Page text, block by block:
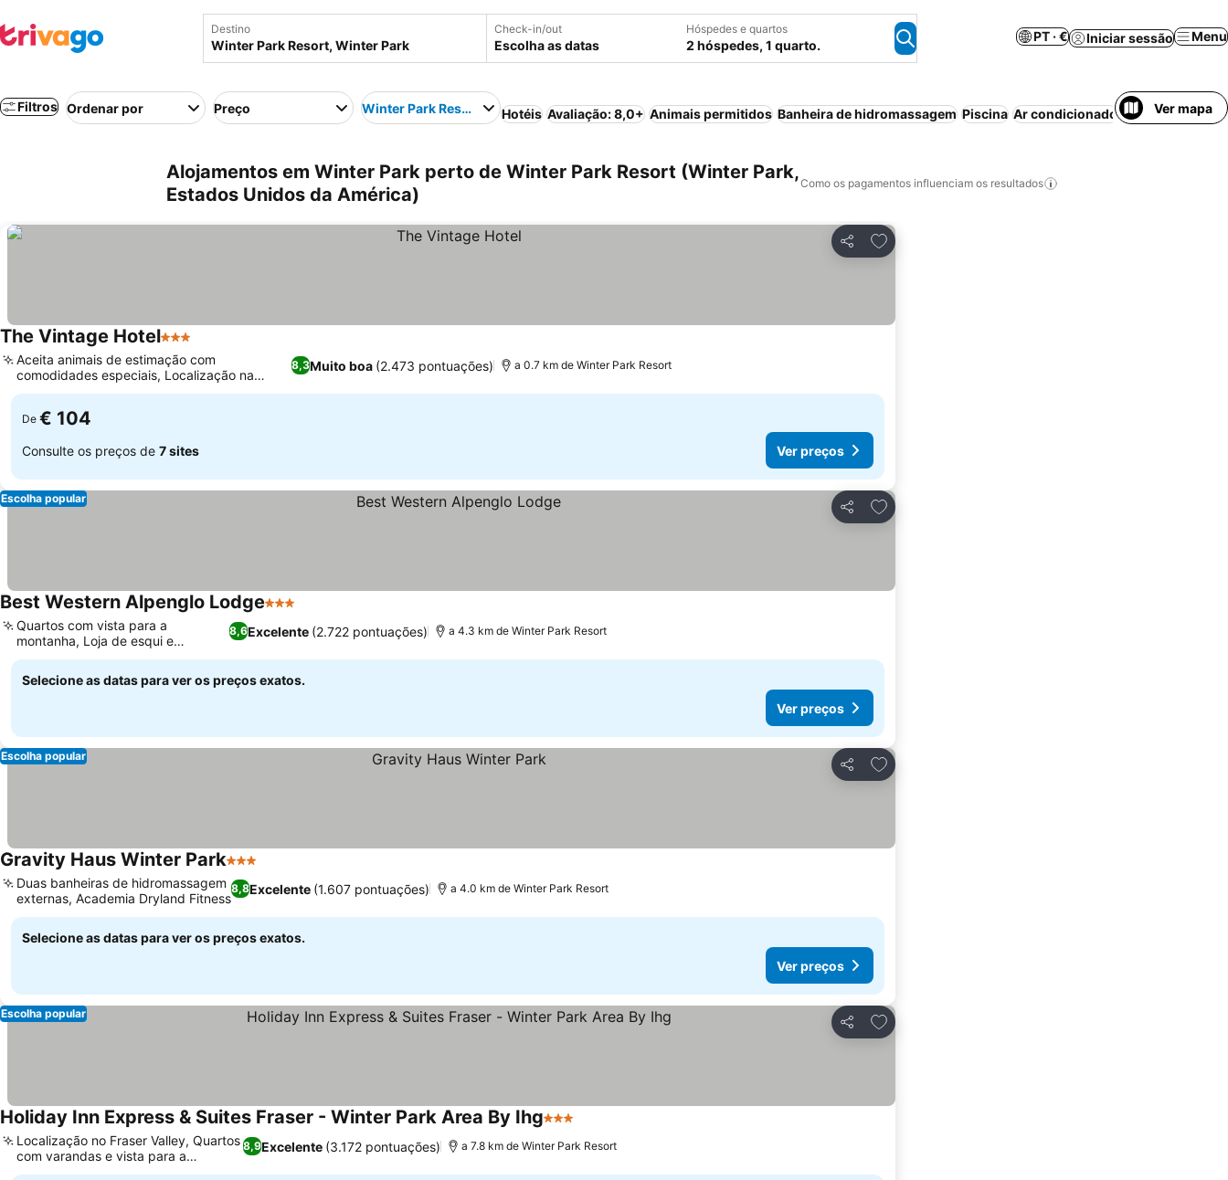
Destino Check-in/out
Escolha as datas
Hóspedes e quartos
2 hóspedes, 1 quarto.
PT · € Iniciar sessão Menu
Filtros Ordenar por Preço Winter Park Resort Hotéis Avaliação: 8,0+ Animais permitidos Banheira de hidromassagem Piscina Ar condicionado Aparthotel
Ver mapa
Alojamentos em Winter Park perto de Winter Park Resort (Winter Park,
Estados Unidos da América)
Como os pagamentos influenciam os resultados
Partilhar
Adicionar aos favoritos
The Vintage Hotel3 Estrelas
8,3Muito boa (2.473 pontuações)
Aceita animais de estimação com
comodidades especiais, Localização na
encosta na Floresta de Arapaho
a 0.7 km de Winter Park Resort
De € 104
Consulte os preços de 7 sites Ver preços
Partilhar
Adicionar aos favoritos
Escolha popular
Best Western Alpenglo Lodge3 Estrelas
8,6Excelente (2.722 pontuações)
Quartos com vista para a
montanha, Loja de esqui e
bicicletas no local
a 4.3 km de Winter Park Resort
Selecione as datas para ver os preços exatos.
Ver preços
Partilhar
Adicionar aos favoritos
Escolha popular
Gravity Haus Winter Park3 Estrelas
8,8Excelente (1.607 pontuações)
Duas banheiras de hidromassagem
externas, Academia Dryland Fitness
a 4.0 km de Winter Park Resort
Selecione as datas para ver os preços exatos.
Ver preços
Partilhar
Adicionar aos favoritos
Escolha popular
Holiday Inn Express & Suites Fraser - Winter Park Area By Ihg3 Estrelas
8,9Excelente (3.172 pontuações)
Localização no Fraser Valley, Quartos
com varandas e vista para a
montanha
a 7.8 km de Winter Park Resort